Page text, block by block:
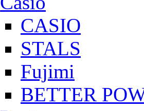
CASIO
STALS
Fujimi
BETTER